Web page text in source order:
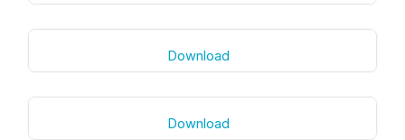
Download
Download